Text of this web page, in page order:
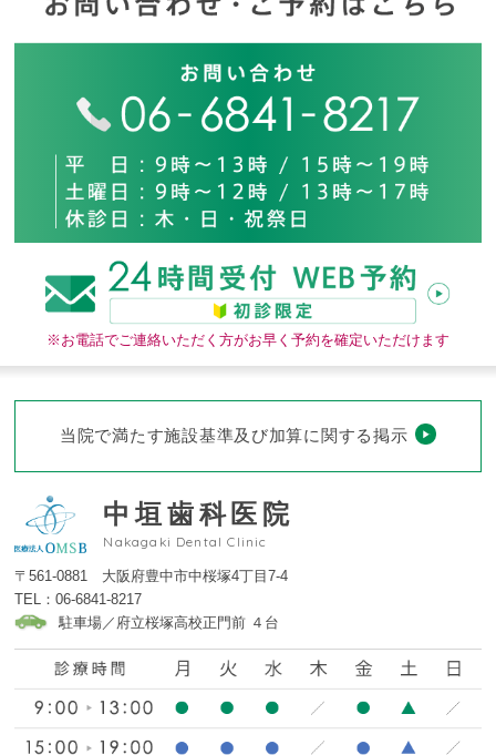
※お電話でご連絡いただく方がお早く予約を確定いただけます
当院で満たす施設基準及び加算に関する掲示
中垣歯科医院
Nakagaki Dental Clinic
〒561-0881 大阪府豊中市中桜塚4丁目7-4
TEL：06-6841-8217
駐車場／府立桜塚高校正門前 ４台